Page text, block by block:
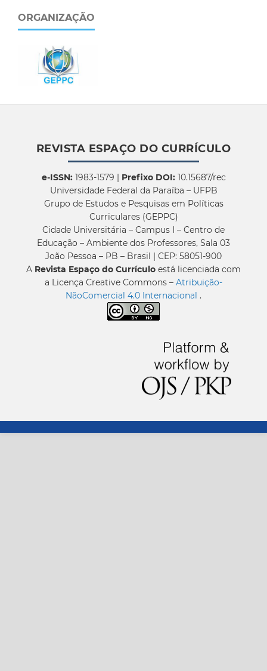
ORGANIZAÇÃO
REVISTA ESPAÇO DO CURRÍCULO
e-ISSN:1983-1579 | Prefixo DOI:10.15687/rec
Universidade Federal da Paraíba – UFPB
Grupo de Estudos e Pesquisas em Políticas
Curriculares (GEPPC)
Cidade Universitária – Campus I – Centro de
Educação – Ambiente dos Professores, Sala 03
João Pessoa – PB – Brasil | CEP: 58051-900
A Revista Espaço do Currículo está licenciada com
a Licença Creative Commons – Atribuição-
NãoComercial 4.0 Internacional .